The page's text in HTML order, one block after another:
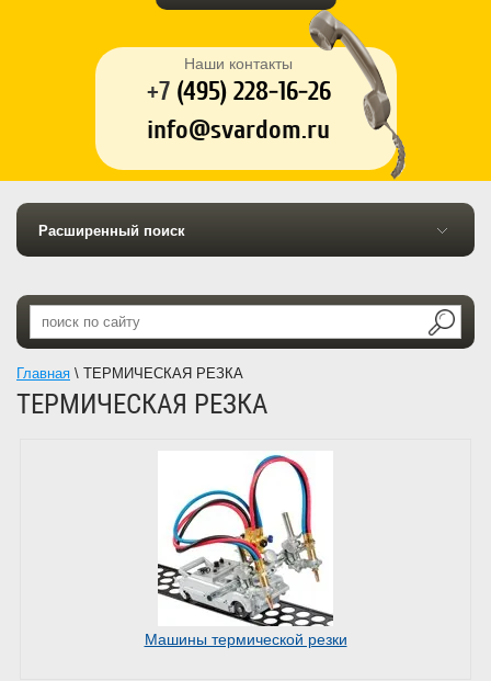
Наши контакты
+7 (495) 228-16-26
info@svardom.ru
Расширенный поиск
Главная \ ТЕРМИЧЕСКАЯ РЕЗКА
ТЕРМИЧЕСКАЯ РЕЗКА
Машины термической резки